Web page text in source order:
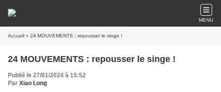
MENU
Accueil » 24 MOUVEMENTS : repousser le singe !
24 MOUVEMENTS : repousser le singe !
Publié le 27/01/2024 à 15:52
Par Xiao Long